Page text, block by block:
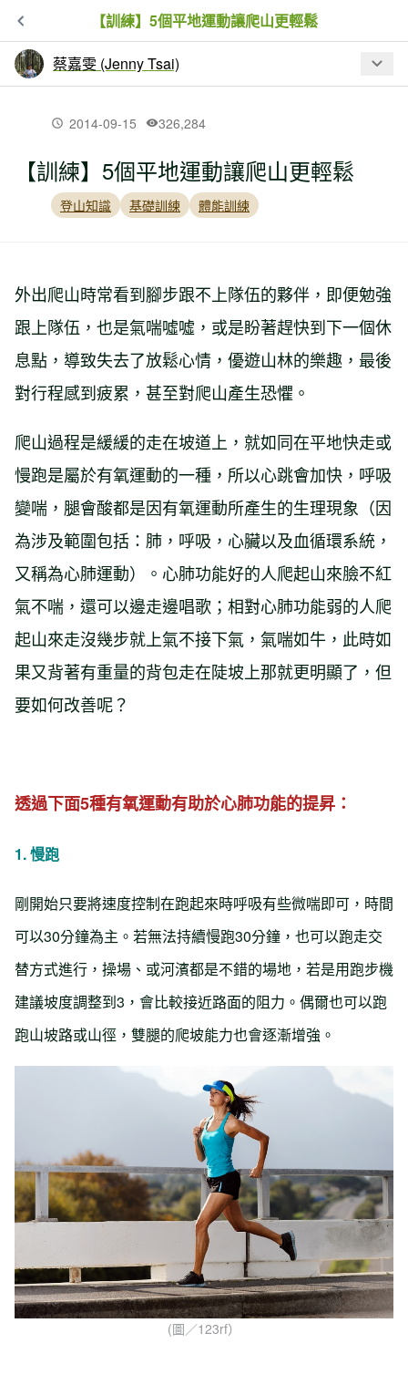
【訓練】5個平地運動讓爬山更輕鬆
蔡嘉雯 (Jenny Tsai)
最新文章
【訓練】登山者的體能訓練（一）爬階
梯比跑步好
傷害不來找
2014-09-15 326,284
【訓練】5個平地運動讓爬山更輕鬆
登山知識 基礎訓練 體能訓練
外出爬山時常看到腳步跟不上隊伍的夥伴，即便勉強
跟上隊伍，也是氣喘噓噓，或是盼著趕快到下一個休
息點，導致失去了放鬆心情，優遊山林的樂趣，最後
對行程感到疲累，甚至對爬山產生恐懼。
爬山過程是緩緩的走在坡道上，就如同在平地快走或
慢跑是屬於有氧運動的一種，所以心跳會加快，呼吸
變喘，腿會酸都是因有氧運動所產生的生理現象（因
為涉及範圍包括：肺，呼吸，心臟以及血循環系統，
又稱為心肺運動）。心肺功能好的人爬起山來臉不紅
氣不喘，還可以邊走邊唱歌；相對心肺功能弱的人爬
起山來走沒幾步就上氣不接下氣，氣喘如牛，此時如
果又背著有重量的背包走在陡坡上那就更明顯了，但
要如何改善呢？
透過下面5種有氧運動有助於心肺功能的提昇：
1. 慢跑
剛開始只要將速度控制在跑起來時呼吸有些微喘即可，時間
可以30分鐘為主。若無法持續慢跑30分鐘，也可以跑走交
替方式進行，操場、或河濱都是不錯的場地，若是用跑步機
建議坡度調整到3，會比較接近路面的阻力。偶爾也可以跑
跑山坡路或山徑，雙腿的爬坡能力也會逐漸增強。
(圖／123rf）